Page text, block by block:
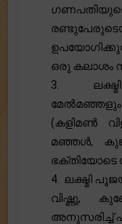
ഒരു കലാശം
3.
(കളിമൺ
മഞ്ഞൾ,
ഭക്തിയോടെ
4. ലക്ഷ്മി
വിഷ്ണു,
അനുസരിച്ച്